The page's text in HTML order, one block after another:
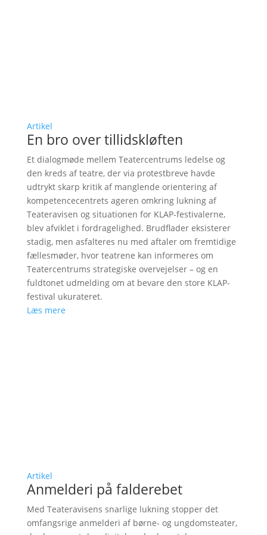
Artikel
En bro over tillidskløften
Et dialogmøde mellem Teatercentrums ledelse og
den kreds af teatre, der via protestbreve havde
udtrykt skarp kritik af manglende orientering af
kompetencecentrets ageren omkring lukning af
Teateravisen og situationen for KLAP-festivalerne,
blev afviklet i fordragelighed. Brudflader eksisterer
stadig, men asfalteres nu med aftaler om fremtidige
fællesmøder, hvor teatrene kan informeres om
Teatercentrums strategiske overvejelser – og en
fuldtonet udmelding om at bevare den store KLAP-
festival ukurateret.
Læs mere
Artikel
Anmelderi på falderebet
Med Teateravisens snarlige lukning stopper det
omfangsrige anmelderi af børne- og ungdomsteater,